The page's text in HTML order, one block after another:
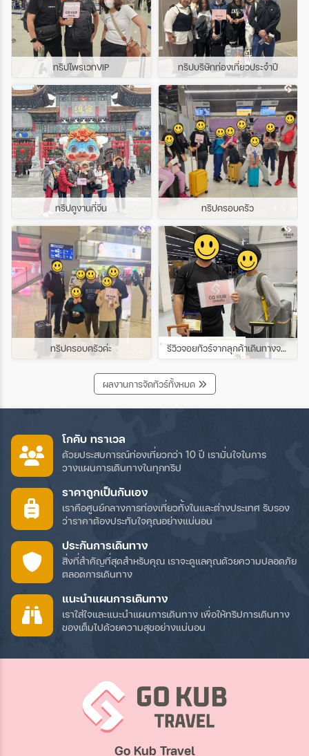
ทริปไพรเวทVIP ทริปบริษัทท่องเที่ยวประจำปี
ทริปดูงานที่จีน ทริปครอบครัว
ทริปครอบครัวค่ะ รีวิวจอยทัวร์จากลุกค้าเดินทางจริง
ผลงานการจัดทัวร์ทั้งหมด
โกคับ ทราเวล
ด้วยประสบการณ์ท่องเที่ยวกว่า 10 ปี เรามั่นใจในการ
วางแผนการเดินทางในทุกทริป
ราคาถูกเป็นกันเอง
เราคือศูนย์กลางการท่องเที่ยวทั้งในและต่างประเทศ รับรอง
ว่าราคาต้องประทับใจคุณอย่างแน่นอน
ประกันการเดินทาง
สิ่งที่สำคัญที่สุดสำหรับคุณ เราจะดูแลคุณด้วยความปลอดภัย
ตลอดการเดินทาง
แนะนำแผนการเดินทาง
เราใส่ใจและแนะนำแผนการเดินทาง เพื่อให้ทริปการเดินทาง
ของเต็มไปด้วยความสุขอย่างแน่นอน
Go Kub Travel